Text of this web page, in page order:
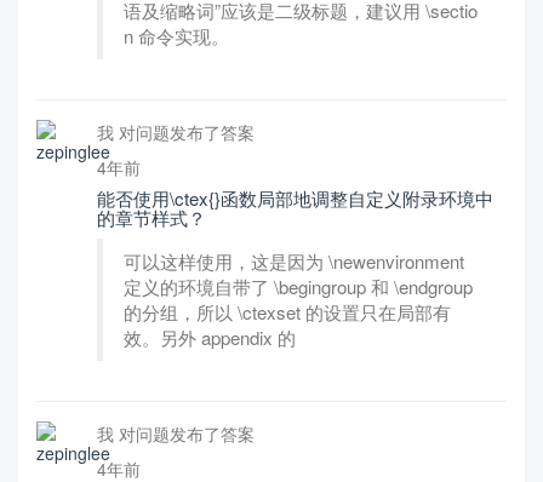
语及缩略词”应该是二级标题，建议用 \sectio
n 命令实现。
我 对问题发布了答案
4年前
能否使用\ctex{}函数局部地调整自定义附录环境中
的章节样式？
可以这样使用，这是因为 \newenvironment
定义的环境自带了 \begingroup 和 \endgroup
的分组，所以 \ctexset 的设置只在局部有
效。另外 appendix 的
我 对问题发布了答案
4年前